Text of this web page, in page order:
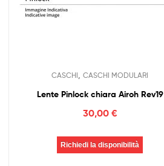
CASCHI CASCHI MODULARI
Lente Pinlock chiara Airoh Rev19
30,00 €
Richiedi la disponibilità